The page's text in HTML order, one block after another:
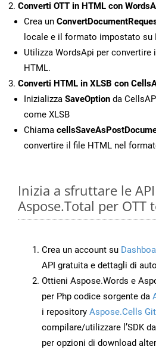
Converti OTT in HTML con
Crea un
locale e il formato impostato su
Utilizza WordsApi per convertire
HTML.
Converti HTML in XLSB con
Inizializza SaveOption da
come XLSB
Chiama
convertire il file HTML nel
Inizia a sfruttare le API
Aspose.Total per OTT
Crea un account su
API gratuita e dettagli di
Ottieni Aspose.Words e
per Php codice sorgente da
i repository Aspose.Cells
compilare/utilizzare l’SDK
per opzioni di download